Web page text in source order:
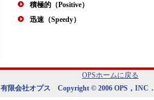
積極的（Positive）
迅速（Speedy）
OPSホームに戻る
有限会社オプス Copyright © 2006 OPS，INC